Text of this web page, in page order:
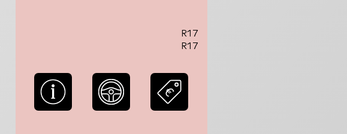
R17
R17